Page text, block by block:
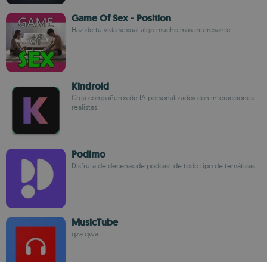
Game Of Sex - Position
Haz de tu vida sexual algo mucho más interesante
Kindroid
Crea compañeros de IA personalizados con interacciones
realistas
Podimo
Disfruta de decenas de podcast de todo tipo de temáticas
MusicTube
qza qwa